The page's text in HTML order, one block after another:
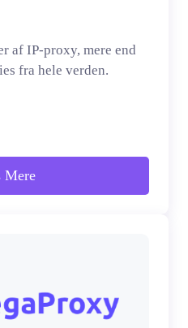
af IP-proxy, mere end
fra hele verden.
Mere